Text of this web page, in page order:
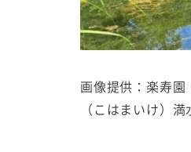
画像提供：楽寿
（こはまいけ）満